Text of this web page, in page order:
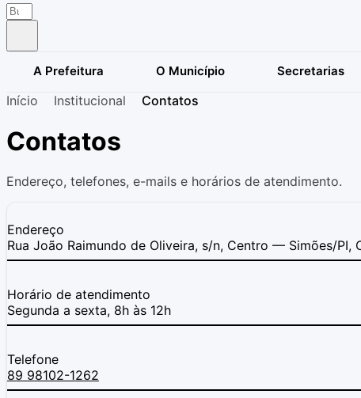
A Prefeitura O Município Secretarias
Início Institucional Contatos
Contatos
Endereço, telefones, e-mails e horários de atendimento.
Endereço
Rua João Raimundo de Oliveira, s/n, Centro — Simões/PI,
Horário de atendimento
Segunda a sexta, 8h às 12h
Telefone
89 98102-1262